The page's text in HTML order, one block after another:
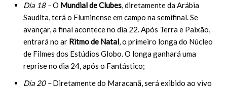
Dia 18 –O Mundial de Clubes, diretamente da Arábia
Saudita, terá o Fluminense em campo na semifinal. Se
avançar, a final acontece no dia 22. Após Terra e Paixão,
entrará no ar Ritmo de Natal, o primeiro longa do Núcleo
de Filmes dos Estúdios Globo. O longa ganhará uma
reprise no dia 24, após o Fantástico;
Dia 20 –Diretamente do Maracanã, será exibido ao vivo